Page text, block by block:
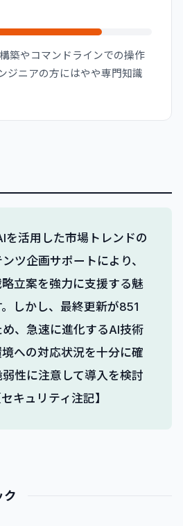
築やコマンドラインでの操作
ジニアの方にはやや専門知識
を活用した市場トレンドの
ツ企画サポートにより、
立案を強力に支援する魅
しかし、最終更新が851
、急速に進化するAI技術
への対応状況を十分に確
性に注意して導入を検討
キュリティ注記】
ク